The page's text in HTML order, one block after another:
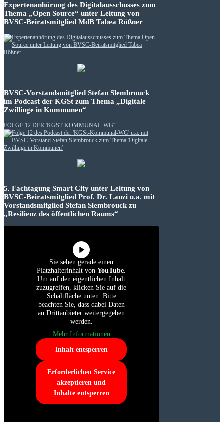
Expertenanhörung des Digitalausschusses zum
Thema „Open Source“ unter Leitung von
BVSC-Beiratsmitglied MdB Tabea Rößner
BVSC-Vorstandsmitglied Stefan Slembrouck
im Podcast der KGSt zum Thema „Digitale
Zwillinge in Kommunen“
FOLGE 12 DER 'KGST-KOMMUNAL-WG'“
5. Fachtagung Smart City unter Leitung von
BVSC-Beiratsmitglied Prof. Dr. Lauzi u.a. mit
Vorstandsmitglied Stefan Slembrouck zu
„Resilienz des öffentlichen Raums“
Sie sehen gerade einen
Platzhalterinhalt von YouTube.
Um auf den eigentlichen Inhalt
zuzugreifen, klicken Sie auf die
Schaltfläche unten. Bitte
beachten Sie, dass dabei Daten
an Drittanbieter weitergegeben
werden.
Mehr Informationen
Inhalt entsperren
Erforderlichen Service
akzeptieren und
Inhalte entsperren